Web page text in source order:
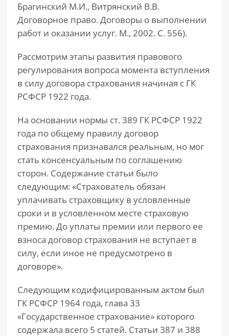
Брагинский М.И., Витрянский В.В.
Договорное право. Договоры о выполнении
работ и оказании услуг. М., 2002. С. 556).
Рассмотрим этапы развития правового
регулирования вопроса момента вступления
в силу договора страхования начиная с ГК
РСФСР 1922 года.
На основании нормы ст. 389 ГК РСФСР 1922
года по общему правилу договор
страхования признавался реальным, но мог
стать консенсуальным по соглашению
сторон. Содержание статьи было
следующим: «Страхователь обязан
уплачивать страховщику в условленные
сроки и в условленном месте страховую
премию. До уплаты премии или первого ее
взноса договор страхования не вступает в
силу, если иное не предусмотрено в
договоре».
Следующим кодифицированным актом был
ГК РСФСР 1964 года, глава 33
«Государственное страхование» которого
содержала всего 5 статей. Статьи 387 и 388